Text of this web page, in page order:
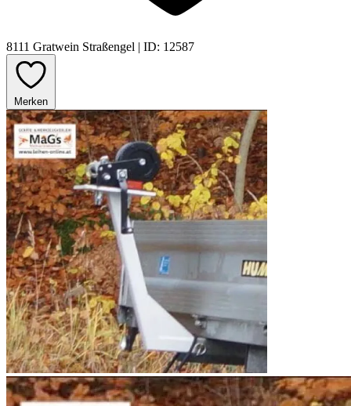
8111 Gratwein Straßengel | ID: 12587
Merken